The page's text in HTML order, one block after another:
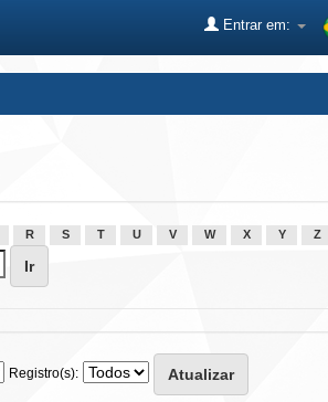
Entrar em:
R S T U V W X Y Z
Registro(s):